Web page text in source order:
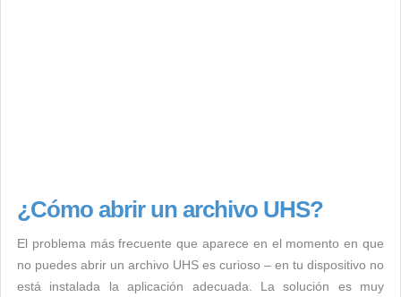
¿Cómo abrir un archivo UHS?
El problema más frecuente que aparece en el momento en que
no puedes abrir un archivo UHS es curioso – en tu dispositivo no
está instalada la aplicación adecuada. La solución es muy